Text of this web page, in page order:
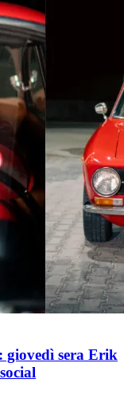
giovedì sera Erik